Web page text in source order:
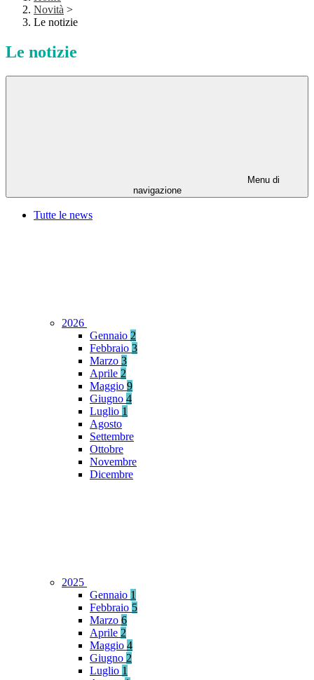
Novità >
Le notizie
Le notizie
Menu di
navigazione
Tutte le news
2026
Gennaio 2
Febbraio 3
Marzo 3
Aprile 2
Maggio 9
Giugno 4
Luglio 1
Agosto
Settembre
Ottobre
Novembre
Dicembre
2025
Gennaio 1
Febbraio 5
Marzo 6
Aprile 2
Maggio 4
Giugno 2
Luglio 1